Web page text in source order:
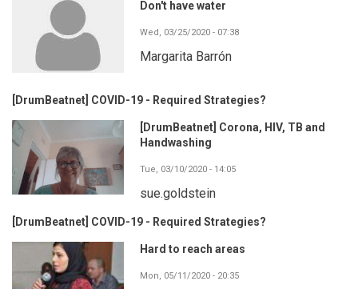
Don't have water
Wed, 03/25/2020 - 07:38
Margarita Barrón
[DrumBeatnet] COVID-19 - Required Strategies?
[DrumBeatnet] Corona, HIV, TB and
Handwashing
Tue, 03/10/2020 - 14:05
sue.goldstein
[DrumBeatnet] COVID-19 - Required Strategies?
Hard to reach areas
Mon, 05/11/2020 - 20:35